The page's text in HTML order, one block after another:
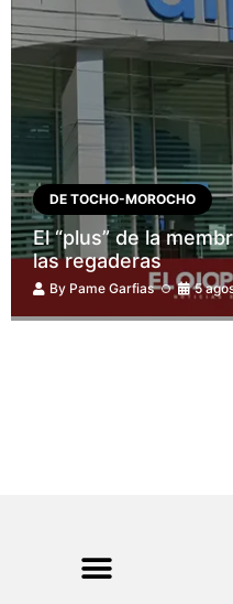
DE TOCHO-MOROCHO
El “plus” de la
las regaderas
By Pame Garfias 5